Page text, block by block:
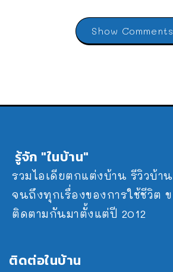
Show Comments
รู้จัก "ในบ้าน"
รวมไอเดียตกแต่งบ้าน รีวิวบ้า
จนถึงทุกเรื่องของการใช้ชีวิ
ติดตามกันมาตั้งแต่ปี 2012
ติดต่อในบ้าน